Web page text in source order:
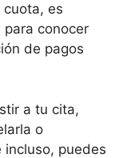
es
para conocer
de pagos
a tu cita,
o
incluso, puedes